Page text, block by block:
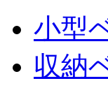
小型
収納